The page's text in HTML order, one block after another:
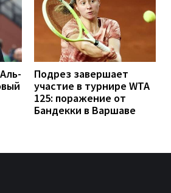
Подрез завершает
участие в турнире WTA
125: поражение от
Бандекки в Варшаве